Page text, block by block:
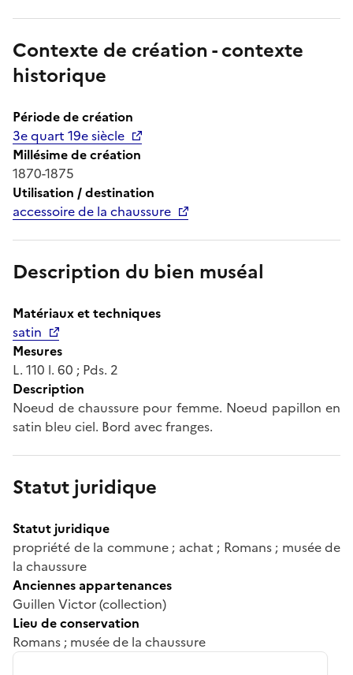
Contexte de création - contexte
historique
Période de création
3e quart 19e siècle
Millésime de création
1870-1875
Utilisation / destination
accessoire de la chaussure
Description du bien muséal
Matériaux et techniques
satin
Mesures
L. 110 l. 60 ; Pds. 2
Description
Noeud de chaussure pour femme. Noeud papillon en
satin bleu ciel. Bord avec franges.
Statut juridique
Statut juridique
propriété de la commune ; achat ; Romans ; musée de
la chaussure
Anciennes appartenances
Guillen Victor (collection)
Lieu de conservation
Romans ; musée de la chaussure